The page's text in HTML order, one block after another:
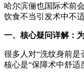
哈尔滨俪也国际术前
饮食不当引发术中不适
一、核心疑问详解：
很多人对“洗纹身前是
核心是“保障术中舒适